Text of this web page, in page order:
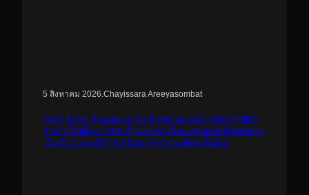
5 สิงหาคม 2026 Chayissara Areeyasombat
GAC AION Thailand เปิดจำหน่าย GAC GN8 PHEV
ราคาเริ่มต้น 2.199 ล้านบาท พร้อมแคมเปญพิเศษช่วง
เปิดตัว และบริการหลังการขายระดับพรีเมียม